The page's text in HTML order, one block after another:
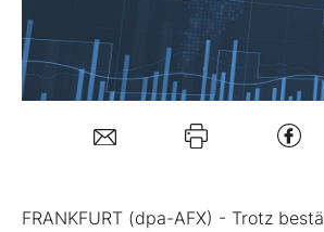
Folgen Sie uns
Kontakt
FRANKFURT (dpa-AFX) - Trotz